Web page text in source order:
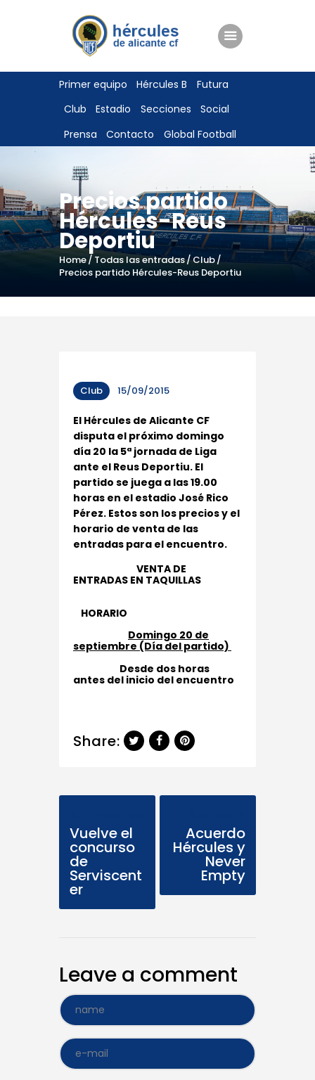
Primer equipo Hércules B
Futura
Club
Estadio Secciones
Social
Prensa
Contacto Global Football
Precios partido
Hércules-Reus
Deportiu
Home Todas las entradas Club
Precios partido Hércules-Reus Deportiu
ENTRADAS
TIENDA
HÉRCULESCF100
Club 15/09/2015
El Hércules de Alicante CF
disputa el próximo domingo
día 20 la 5ª jornada de Liga
ante el Reus Deportiu. El
partido se juega a las 19.00
horas en el estadio José Rico
Pérez. Estos son los precios y el
horario de venta de las
entradas para el encuentro.
VENTA DE
ENTRADAS EN TAQUILLAS
HORARIO
Domingo 20 de
septiembre (Día del partido)
Desde dos horas
antes del inicio del encuentro
Share:
Vuelve el
concurso
de
Serviscent
er
Acuerdo
Hércules y
Never
Empty
Leave a comment